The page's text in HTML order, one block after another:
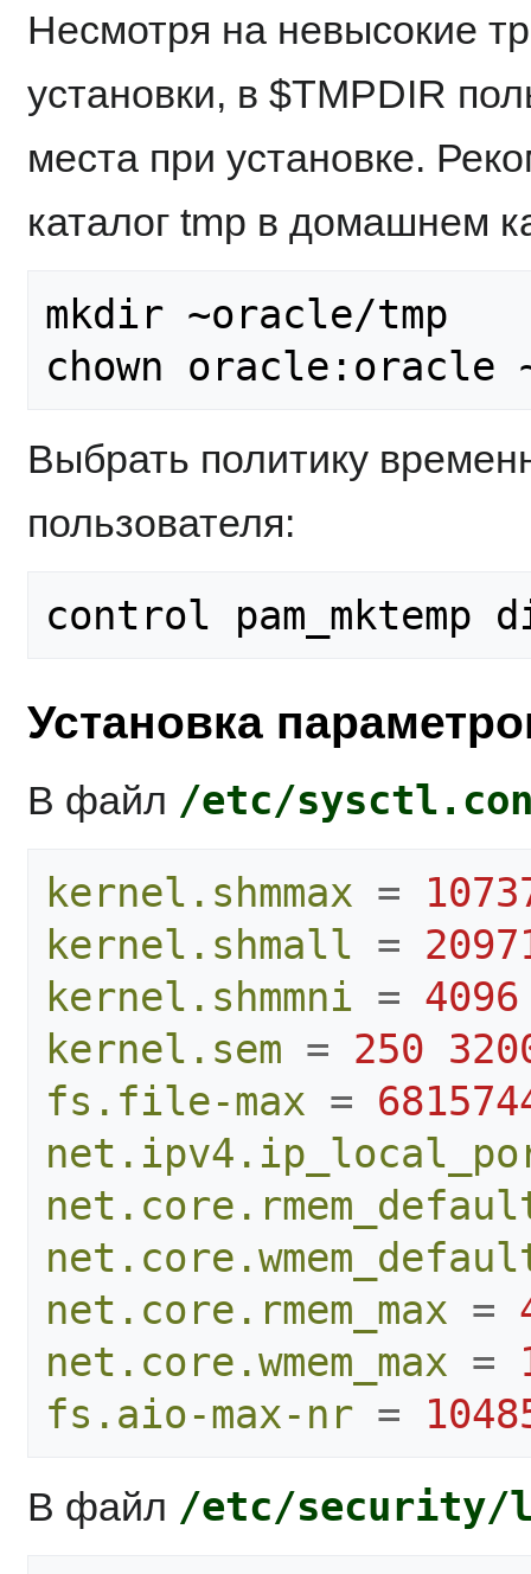
Несмотря на невысокие
установки, в $TMPDIR
места при установке.
каталог tmp в домашнем
mkdir ~oracle/tmp
Выбрать политику
пользователя:
Установка
В файл /etc/
kernel.shmmax =
kernel.shmall =
kernel.shmmni = 4096
kernel.sem = 250
fs.file-max =
net.core.rmem_max =
net.core.wmem_max =
fs.aio-max-nr =
В файл /etc/security/